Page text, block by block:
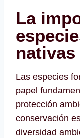
La
nativas
Las especies
papel
protección
conservación
diversidad